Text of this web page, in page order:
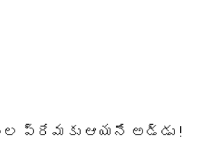
ప్రేమకు ఆయనే అడ్డు !